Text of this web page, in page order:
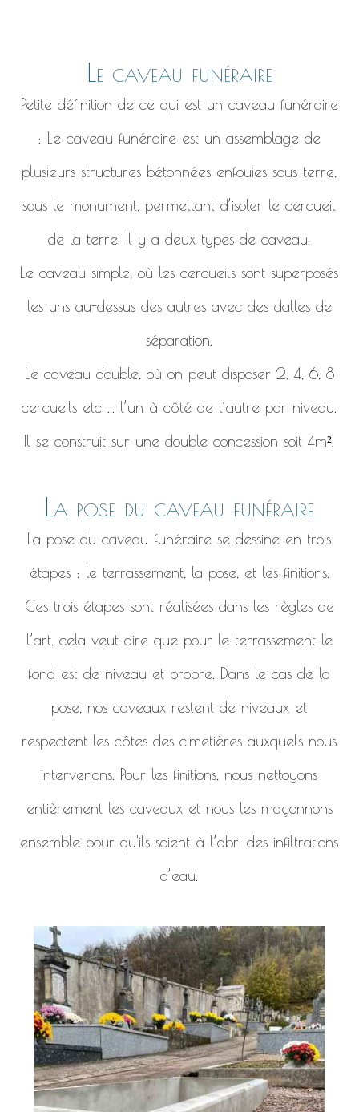
Le caveau funéraire
Petite définition de ce qui est un caveau funéraire
: Le caveau funéraire est un assemblage de
plusieurs structures bétonnées enfouies sous terre,
sous le monument, permettant d’isoler le cercueil
de la terre. Il y a deux types de caveau.
Le caveau simple, où les cercueils sont superposés
les uns au-dessus des autres avec des dalles de
séparation.
Le caveau double, où on peut disposer 2, 4, 6, 8
cercueils etc ... l’un à côté de l’autre par niveau.
Il se construit sur une double concession soit 4m².
La pose du caveau funéraire
La pose du caveau funéraire se dessine en trois
étapes : le terrassement, la pose, et les finitions.
Ces trois étapes sont réalisées dans les règles de
l’art, cela veut dire que pour le terrassement le
fond est de niveau et propre. Dans le cas de la
pose, nos caveaux restent de niveaux et
respectent les côtes des cimetières auxquels nous
intervenons. Pour les finitions, nous nettoyons
entièrement les caveaux et nous les maçonnons
ensemble pour qu'ils soient à l’abri des infiltrations
d’eau.